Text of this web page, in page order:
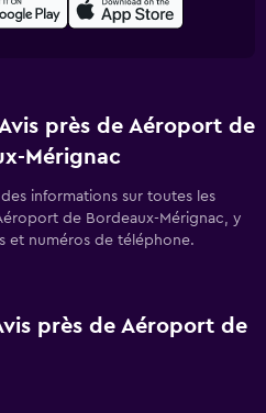
près de Aéroport de
Mérignac
informations sur toutes les
de Bordeaux-Mérignac, y
et numéros de téléphone.
près de Aéroport de